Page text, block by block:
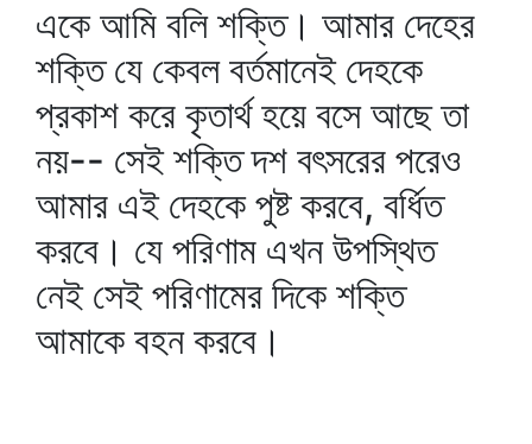
একে আমি বলি শক্তি। আমার দেহের
শক্তি যে কেবল বর্তমানেই দেহকে
প্রকাশ করে কৃতার্থ হয়ে বসে আছে তা
নয়-- সেই শক্তি দশ বৎসরের পরেও
আমার এই দেহকে পুষ্ট করবে, বর্ধিত
করবে। যে পরিণাম এখন উপস্থিত
নেই সেই পরিণামের দিকে শক্তি
আমাকে বহন করবে।